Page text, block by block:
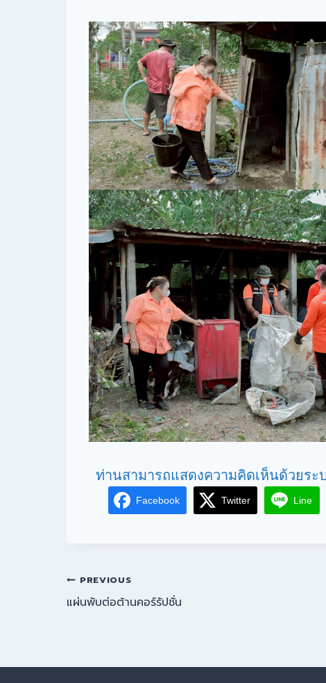
ท่านสามารถแสดงความคิดเห็นด้วยระบ
Facebook Twitter Line
PREVIOUS
แผ่นพับต่อต้านคอร์รัปชั่น